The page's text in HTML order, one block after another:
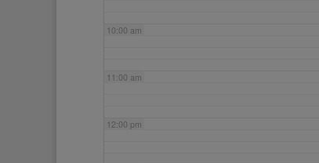
10:00 am
11:00 am
12:00 pm